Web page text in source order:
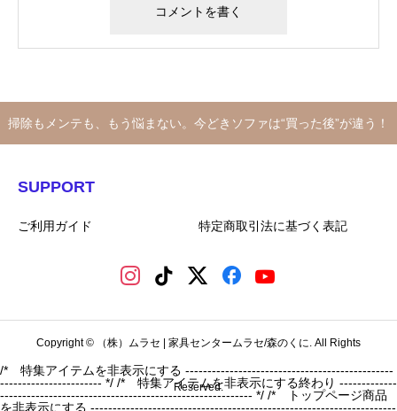
掃除もメンテも、もう悩まない。今どきソファは“買った後”が違う！
SUPPORT
ご利用ガイド 特定商取引法に基づく表記
Copyright © （株）ムラセ | 家具センタームラセ/森のくに. All Rights
Reserved.
/* 特集アイテムを非表示にする -----------------------------------------------
----------------------- */ /* 特集アイテムを非表示にする終わり -------------
--------------------------------------------------------- */ /* トップページ商品
を非表示にする ---------------------------------------------------------------------